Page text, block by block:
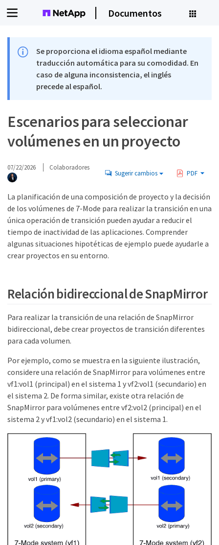
Documentos
Se proporciona el idioma español mediante
traducción automática para su comodidad. En
caso de alguna inconsistencia, el inglés
precede al español.
Escenarios para seleccionar
volúmenes en un proyecto
07/22/2026 Colaboradores
Sugerir cambios PDF
La planificación de una composición de proyecto y la decisión
de los volúmenes de 7-Mode para realizar la transición en una
única operación de transición pueden ayudar a reducir el
tiempo de inactividad de las aplicaciones. Comprender
algunas situaciones hipotéticas de ejemplo puede ayudarle a
crear proyectos en su entorno.
Relación bidireccional de SnapMirror
Para realizar la transición de una relación de SnapMirror
bidireccional, debe crear proyectos de transición diferentes
para cada volumen.
Por ejemplo, como se muestra en la siguiente ilustración,
considere una relación de SnapMirror para volúmenes entre
vf1:vol1 (principal) en el sistema 1 y vf2:vol1 (secundario) en
el sistema 2. De forma similar, existe otra relación de
SnapMirror para volúmenes entre vf2:vol2 (principal) en el
sistema 2 y vf1:vol2 (secundario) en el sistema 1.